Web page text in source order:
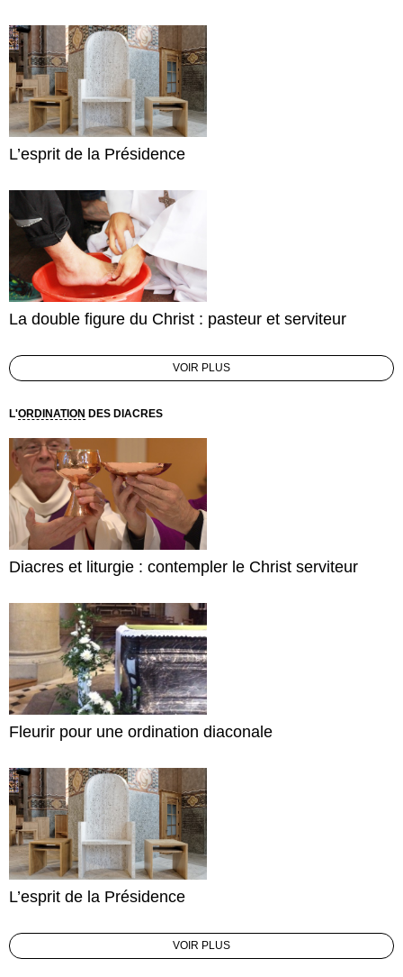
L’esprit de la Présidence
La double figure du Christ : pasteur et serviteur
VOIR PLUS
L'ORDINATION DES DIACRES
Diacres et liturgie : contempler le Christ serviteur
Fleurir pour une ordination diaconale
L’esprit de la Présidence
VOIR PLUS